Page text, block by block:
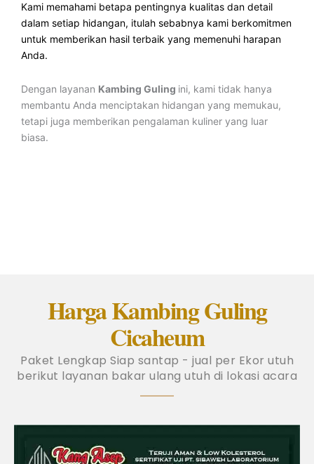
Kami memahami betapa pentingnya kualitas dan detail
dalam setiap hidangan, itulah sebabnya kami berkomitmen
untuk memberikan hasil terbaik yang memenuhi harapan
Anda.
Dengan layanan Kambing Guling ini, kami tidak hanya
membantu Anda menciptakan hidangan yang memukau,
tetapi juga memberikan pengalaman kuliner yang luar
biasa.
Harga Kambing Guling
Cicaheum
Paket Lengkap Siap santap - jual per Ekor utuh
berikut layanan bakar ulang utuh di lokasi acara